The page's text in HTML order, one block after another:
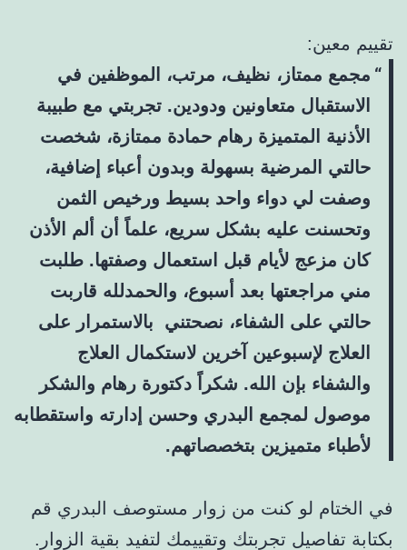
تقييم معين:
مجمع ممتاز، نظيف، مرتب، الموظفين في
الاستقبال متعاونين ودودين. تجربتي مع طبيبة
الأذنية المتميزة رهام حمادة ممتازة، شخصت
حالتي المرضية بسهولة وبدون أعباء إضافية،
وصفت لي دواء واحد بسيط ورخيص الثمن
وتحسنت عليه بشكل سريع، علماً أن ألم الأذن
كان مزعج لأيام قبل استعمال وصفتها. طلبت
مني مراجعتها بعد أسبوع، والحمدلله قاربت
حالتي على الشفاء، نصحتني بالاستمرار على
العلاج لإسبوعين آخرين لاستكمال العلاج
والشفاء بإن الله. شكراً دكتورة رهام والشكر
موصول لمجمع البدري وحسن إدارته واستقطابه
لأطباء متميزين بتخصصاتهم.
في الختام لو كنت من زوار مستوصف البدري قم
بكتابة تفاصيل تجربتك وتقييمك لتفيد بقية الزوار.